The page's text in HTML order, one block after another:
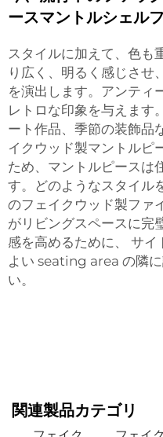
ースマントルシェル
スタイルに加えて、色も
り広く、明るく感じさせ
を演出します。アンティ
レトロな印象を与えます
ート作品、季節の装飾品
イクウッド製マントルピ
ため、マントルピースは
す。どのようなスタイル
のフェイクウッド製ファ
がリビングスペースに完
感を高めるために、 サイ
よい seating area の隣
い。
関連製品カテゴリ